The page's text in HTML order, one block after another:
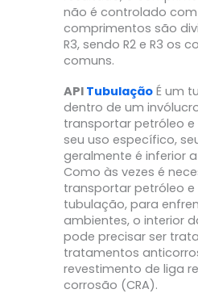
não é controlado com
comprimentos são
R3, sendo R2 e R3 os
comuns.
API Tubulação É um
dentro de um
transportar petróleo e
seu uso específico,
geralmente é inferior
Como às vezes é
transportar petróleo
tubulação, para
ambientes, o interior
pode precisar ser
tratamentos
revestimento de liga
corrosão (CRA).